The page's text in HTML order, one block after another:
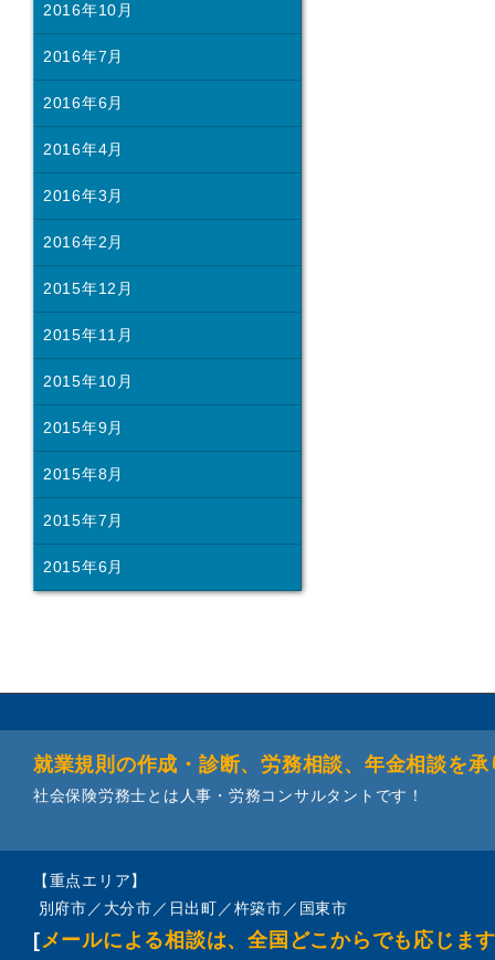
2016年10月
2016年7月
2016年6月
2016年4月
2016年3月
2016年2月
2015年12月
2015年11月
2015年10月
2015年9月
2015年8月
2015年7月
2015年6月
就業規則の作成・診断、労務相談、年金相談を承
社会保険労務士とは人事・労務コンサルタントです！
【重点エリア】
別府市／大分市／日出町／杵築市／国東市
[メールによる相談は、全国どこからでも応じま